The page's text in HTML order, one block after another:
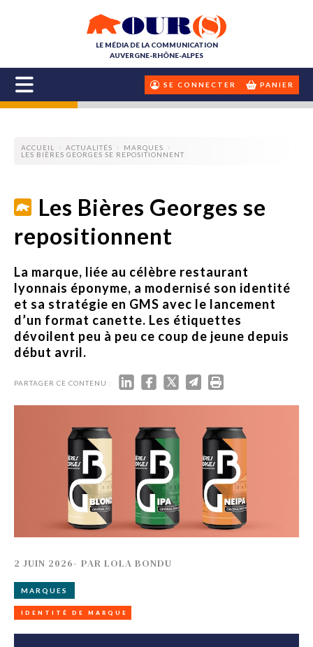
LE MÉDIA DE LA COMMUNICATION
AUVERGNE-RHÔNE-ALPES
SE CONNECTER PANIER
ACCUEIL ACTUALITÉS
MARQUES
LES BIÈRES GEORGES SE REPOSITIONNENT
Les Bières Georges se
repositionnent
La marque, liée au célèbre restaurant
lyonnais éponyme, a modernisé son identité
et sa stratégie en GMS avec le lancement
d’un format canette. Les étiquettes
dévoilent peu à peu ce coup de jeune depuis
début avril.
PARTAGER CE CONTENU :
2 JUIN 2026- PAR LOLA BONDU
MARQUES
IDENTITÉ DE MARQUE